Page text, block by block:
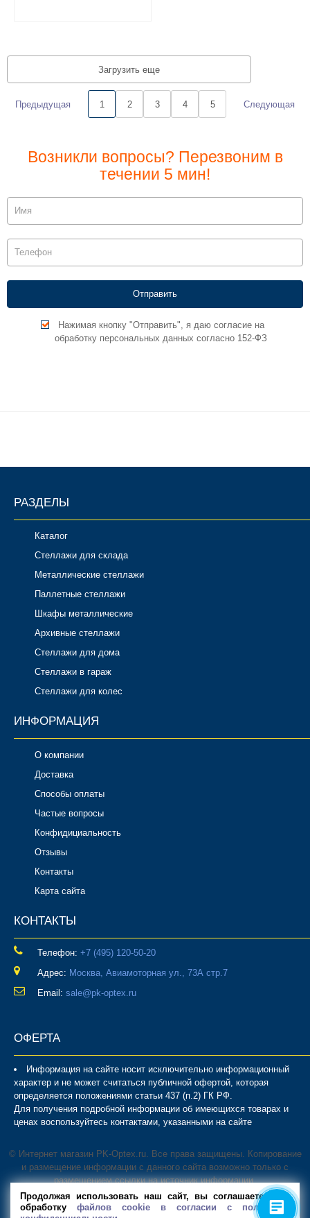
Загрузить еще
Предыдущая 1 2 3 4 5 Следующая
Возникли вопросы? Перезвоним в
течении 5 мин!
Нажимая кнопку "Отправить", я даю согласие на
обработку персональных данных согласно 152-ФЗ
РАЗДЕЛЫ
Каталог
Стеллажи для склада
Металлические стеллажи
Паллетные стеллажи
Шкафы металлические
Архивные стеллажи
Стеллажи для дома
Стеллажи в гараж
Стеллажи для колес
ИНФОРМАЦИЯ
О компании
Доставка
Способы оплаты
Частые вопросы
Конфидициальность
Отзывы
Контакты
Карта сайта
КОНТАКТЫ
Телефон: ‎+7 (495) 120-50-20
Адрес: Москва, Авиамоторная ул., 73А стр.7
Email: sale@pk-optex.ru
ОФЕРТА
Информация на сайте носит исключительно информационный
характер и не может считаться публичной офертой, которая
определяется положениями статьи 437 (п.2) ГК РФ.
Для получения подробной информации об имеющихся товарах и
ценах воспользуйтесь контактами, указанными на сайте
© Интернет магазин PK-Optex.ru. Все права защищены. Копирование
и размещение информации с данного сайта возможно только с
размещением ссылки на источник информации.
В магазине PK-Optex вы можетекупить стеллаж, металлический
шкаф, верстак, а также другие системы хранения для дома и
Продолжая использовать наш сайт, вы соглашаетесь на
обработку файлов cookie в согласии с политикой